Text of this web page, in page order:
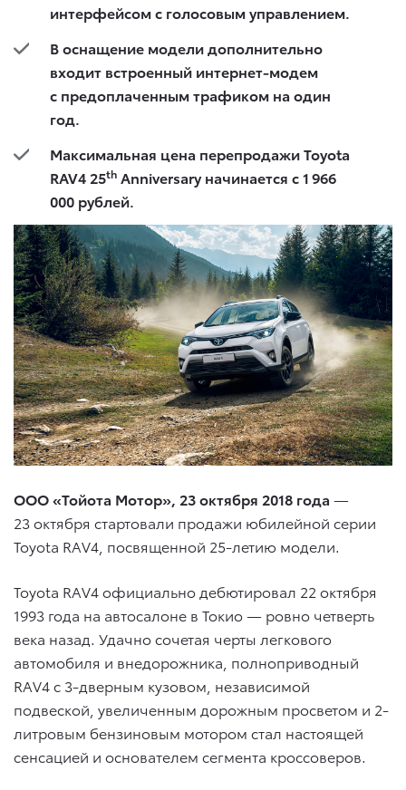
интерфейсом с голосовым управлением.
В оснащение модели дополнительно
входит встроенный интернет-модем
с предоплаченным трафиком на один
год.
Максимальная цена перепродажиToyota
RAV4 25th Anniversary начинается с 1 966
000 рублей.
ООО «Тойота Мотор», 23 октября 2018 года —
23 октября стартовали продажи юбилейной серии
Toyota RAV4, посвященной 25-летию модели.
Toyota RAV4 официально дебютировал 22 октября
1993 года на автосалоне в Токио — ровно четверть
века назад. Удачно сочетая черты легкового
автомобиля и внедорожника, полноприводный
RAV4 с 3-дверным кузовом, независимой
подвеской, увеличенным дорожным просветом и 2-
литровым бензиновым мотором стал настоящей
сенсацией и основателем сегмента кроссоверов.